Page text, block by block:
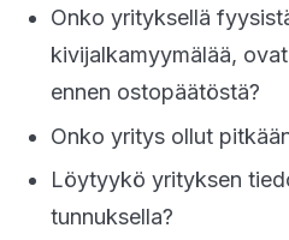
Onko yrityksellä
kivijalkamyymälää,
ennen ostopäätöstä?
Onko yritys ollut
Löytyykö yrityksen
tunnuksella?